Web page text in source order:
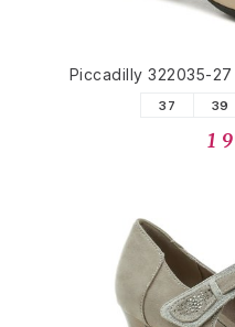
Piccadilly 322035-
37 39
1